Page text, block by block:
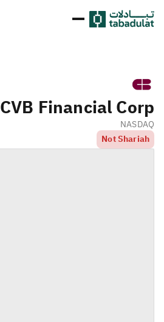
CVB Financial Corp.
NASDAQ
Not Shariah